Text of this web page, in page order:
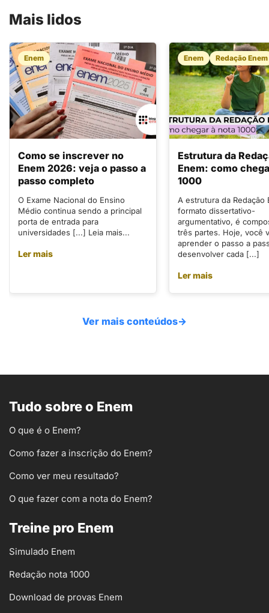
Mais lidos
Enem
Como se inscrever no
Enem 2026: veja o passo a
passo completo
O Exame Nacional do Ensino
Médio continua sendo a principal
porta de entrada para
universidades [...] Leia mais...
Ler mais
Enem Redação Enem
Estrutura da
Enem: como
1000
A estrutura da Redação
formato dissertativo-
argumentativo, é
três partes. Hoje, você
aprender o passo a
desenvolver cada [...]
Ler mais
Ver mais conteúdos→
Tudo sobre o Enem
O que é o Enem?
Como fazer a inscrição do Enem?
Como ver meu resultado?
O que fazer com a nota do Enem?
Treine pro Enem
Simulado Enem
Redação nota 1000
Download de provas Enem